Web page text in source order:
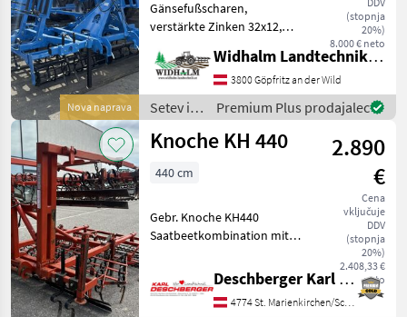
Nova naprava
(stopnja
20%)
8.000 € neto
Gänsefußscharen,
verstärkte Zinken 32x12,
hinten, Beleuchtung LED,
lagernd Setev in nega
Setvena kombinacija
Widhalm Landtechnik GmbH
3800 Göpfritz an der Wild
Setev in
nega /
Sonstige
Premium Plus prodajalec
Knoche KH 440
2.890
€
Cena
vključuje
DDV
(stopnja
20%)
2.408,33 €
neto
440 cm
Gebr. Knoche KH440
Saatbeetkombination mit
Spurlockerer; Arbeitsbreite:
4, 40 m. Ihr
Ansprechpartner - Hr.
Deschberger Karl Landtechnik GesmbH & Co KG
4774 St. Marienkirchen/Schärding